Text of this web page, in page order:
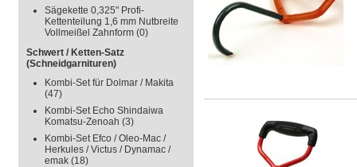
Sägekette 0,325" Profi-
Kettenteilung 1,6 mm Nutbreite
Vollmeißel Zahnform (0)
Schwert / Ketten-Satz
(Schneidgarnituren)
Kombi-Set für Dolmar / Makita
(47)
Kombi-Set Echo Shindaiwa
Komatsu-Zenoah (3)
Kombi-Set Efco / Oleo-Mac /
Herkules / Victus / Dynamac /
emak (18)